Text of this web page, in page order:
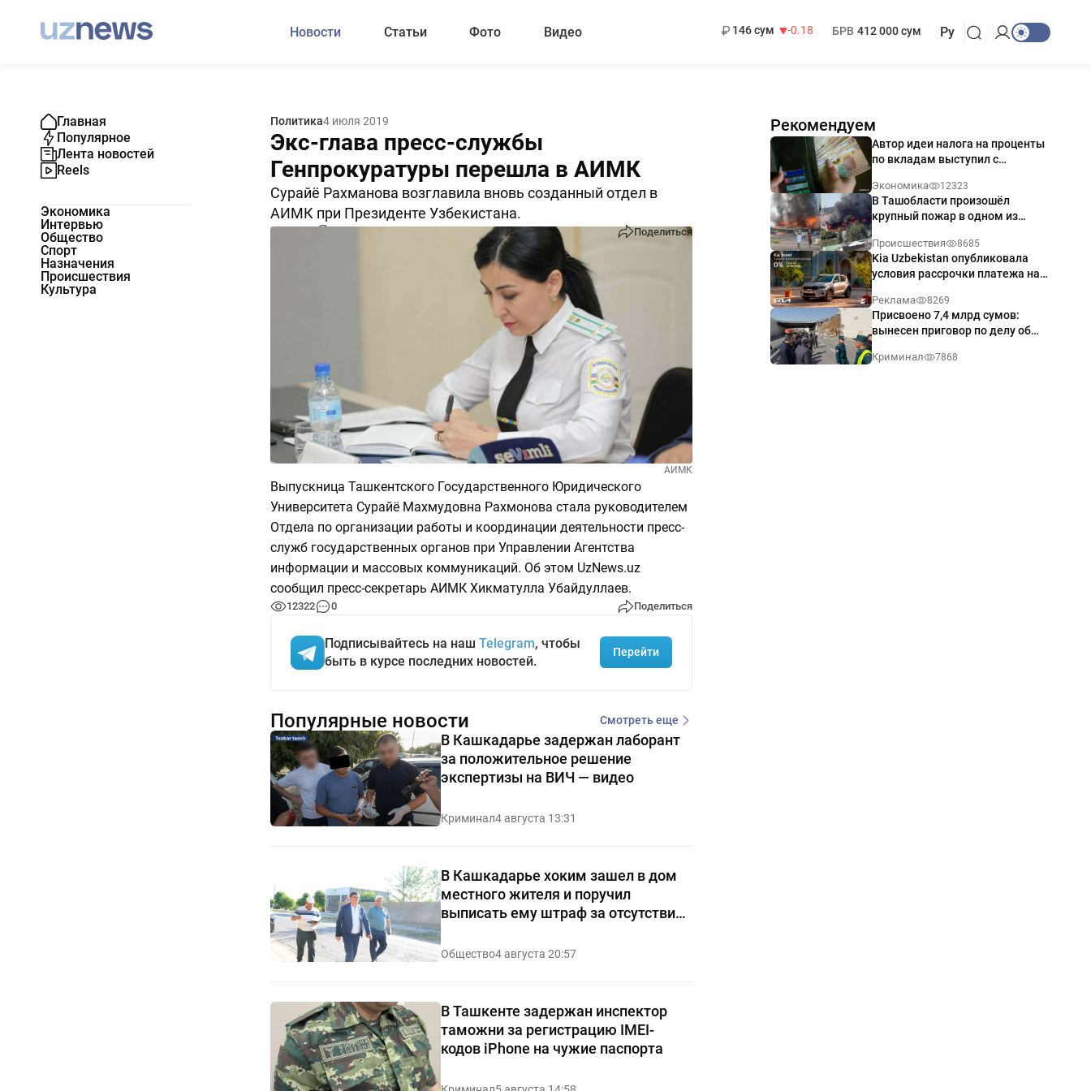
Новости Статьи Фото Видео
146 сум
-0.18
БРВ 412 000 сум Ру
Главная
Популярное
Лента новостей
Reels
Экономика
Интервью
Общество
Спорт
Назначения
Происшествия
Культура
Политика4 июля 2019
Экс-глава пресс-службы
Генпрокуратуры перешла в АИМК
Сурайё Рахманова возглавила вновь созданный отдел в
АИМК при Президенте Узбекистана.
Поделиться
АИМК
Выпускница Ташкентского Государственного Юридического
Университета Сурайё Махмудовна Рахмонова стала руководителем
Отдела по организации работы и координации деятельности пресс-
служб государственных органов при Управлении Агентства
информации и массовых коммуникаций. Об этом UzNews.uz
сообщил пресс-секретарь АИМК Хикматулла Убайдуллаев.
12322 0 Поделиться
Подписывайтесь на наш Telegram, чтобы
быть в курсе последних новостей.
Перейти
Рекомендуем
Автор идеи налога на проценты
по вкладам выступил с
Экономика 12323
В Ташобласти произошёл
крупный пожар в одном из
Происшествия 8685
Kia Uzbekistan опубликовала
условия рассрочки платежа на
годовых
Реклама 8269
Присвоено 7,4 млрд сумов:
вынесен приговор по делу об
Ташкенте
Криминал 7868
Популярные новости Смотреть еще
В Кашкадарье задержан лаборант
за положительное решение
экспертизы на ВИЧ — видео
Криминал4 августа 13:31
В Кашкадарье хоким зашел в дом
местного жителя и поручил
выписать ему штраф за отсутствие
чистоты — видео
Общество4 августа 20:57
В Ташкенте задержан инспектор
таможни за регистрацию IMEI-
кодов iPhone на чужие паспорта